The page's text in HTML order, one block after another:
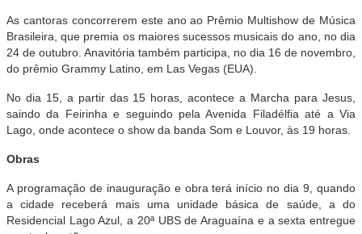
As cantoras concorrerem este ano ao Prêmio Multishow de Música
Brasileira, que premia os maiores sucessos musicais do ano, no dia
24 de outubro. Anavitória também participa, no dia 16 de novembro,
do prêmio Grammy Latino, em Las Vegas (EUA).
No dia 15, a partir das 15 horas, acontece a Marcha para Jesus,
saindo da Feirinha e seguindo pela Avenida Filadélfia até a Via
Lago, onde acontece o show da banda Som e Louvor, às 19 horas.
Obras
A programação de inauguração e obra terá início no dia 9, quando
a cidade receberá mais uma unidade básica de saúde, a do
Residencial Lago Azul, a 20ª UBS de Araguaína e a sexta entregue